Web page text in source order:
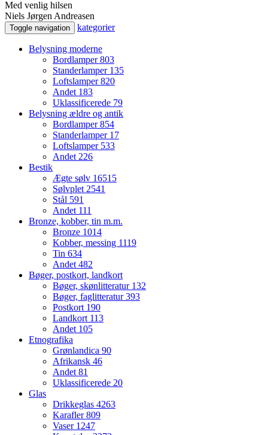
Med venlig hilsen
Niels Jørgen Andreasen
Toggle navigation kategorier
Belysning moderne
Bordlamper803
Standerlamper 135
Loftslamper820
Andet 183
Uklassificerede 79
Belysning ældre og antik
Bordlamper854
Standerlamper 17
Loftslamper 533
Andet 226
Bestik
Ægte sølv 16515
Sølvplet 2541
Stål 591
Andet 111
Bronze, kobber, tin m.m.
Bronze 1014
Kobber, messing 1119
Tin 634
Andet 482
Bøger, postkort, landkort
Bøger, skønlitteratur 132
Bøger, faglitteratur393
Postkort 190
Landkort 113
Andet 105
Etnografika
Grønlandica 90
Afrikansk 46
Andet 81
Uklassificerede 20
Glas
Drikkeglas 4263
Karafler809
Vaser 1247